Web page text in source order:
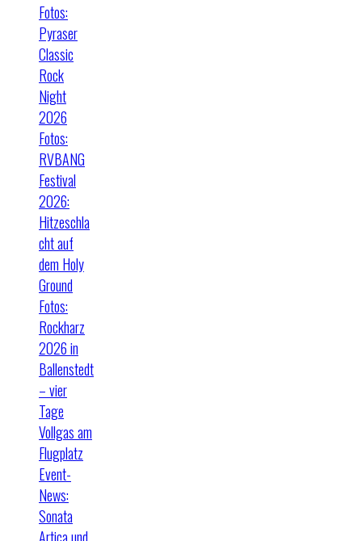
Fotos:
Pyraser
Classic
Rock
Night
2026
Fotos:
RVBANG
Festival
2026:
Hitzeschla
cht auf
dem Holy
Ground
Fotos:
Rockharz
2026 in
Ballenstedt
– vier
Tage
Vollgas am
Flugplatz
Event-
News:
Sonata
Artica und